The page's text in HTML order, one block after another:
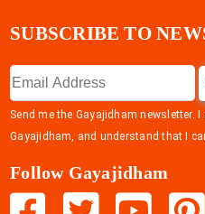
SUBSCRIBE TO
Send me the Gayajidham newsletter.
Gayajidham, and understand that I
Follow Gayajidham